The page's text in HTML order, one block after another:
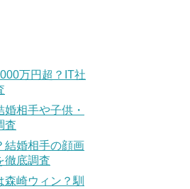
万円超？IT社
相手や子供・
査
結婚相手の顔画
徹底調査
崎ウィン？馴